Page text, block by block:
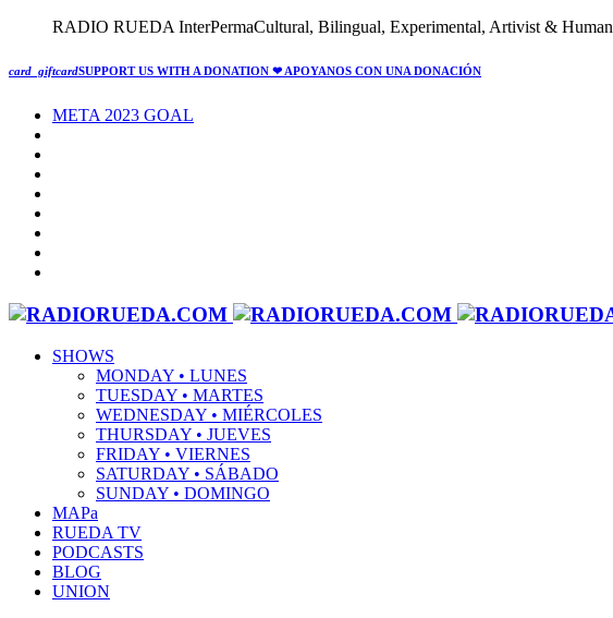
RADIO RUEDA InterPermaCultural, Bilingual, Experimental, Artivist & Human
card_giftcardSUPPORT US WITH A DONATION ❤ APOYANOS CON UNA DONACIÓN
META 2023 GOAL
SHOWS
MONDAY • LUNES
TUESDAY • MARTES
WEDNESDAY • MIÉRCOLES
THURSDAY • JUEVES
FRIDAY • VIERNES
SATURDAY • SÁBADO
SUNDAY • DOMINGO
MAPa
RUEDA TV
PODCASTS
BLOG
UNION